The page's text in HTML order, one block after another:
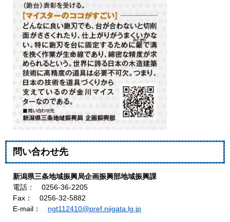
問い合わせ先
新潟県三条地域振興局企画振興部地域振興課
電話： 0256-36-2205
Fax： 0256-32-5882
E-mail： ngt112410@pref.niigata.lg.jp